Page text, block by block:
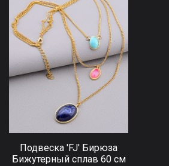
Подвеска 'FJ' Бирюза
Бижутерный сплав 60 см